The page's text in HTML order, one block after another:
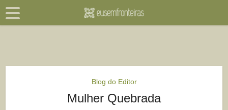
Blog do Editor
Mulher Quebrada